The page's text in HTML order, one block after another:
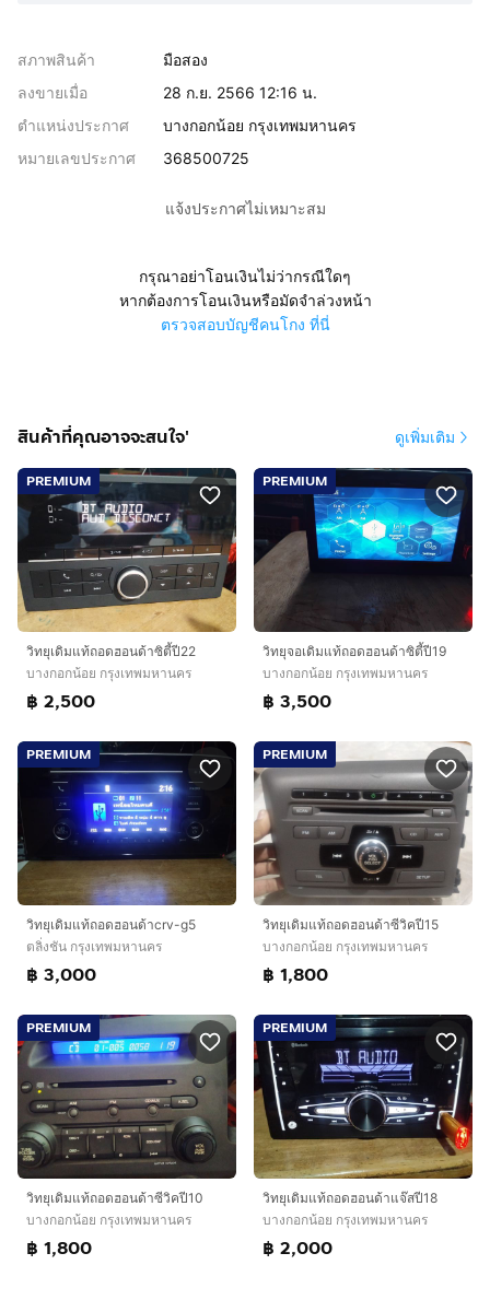
สภาพสินค้า
มือสอง
ลงขายเมื่อ
28 ก.ย. 2566 12:16 น.
ตำแหน่งประกาศ
บางกอกน้อย กรุงเทพมหานคร
หมายเลขประกาศ
368500725
แจ้งประกาศไม่เหมาะสม
กรุณาอย่าโอนเงินไม่ว่ากรณีใดๆ
หากต้องการโอนเงินหรือมัดจำล่วงหน้า
ตรวจสอบบัญชีคนโกง ที่นี่
สินค้าที่คุณอาจจะสนใจ' ดูเพิ่มเติม
PREMIUM
วิทยุเดิมแท้ถอดฮอนด้าซิตี้ปี22
บางกอกน้อย กรุงเทพมหานคร
฿ 2,500
PREMIUM
วิทยุจอเดิมแท้ถอดฮอนด้าซิตี้ปี19
บางกอกน้อย กรุงเทพมหานคร
฿ 3,500
PREMIUM
วิทยุเดิมแท้ถอดฮอนด้าcrv-g5
ตลิ่งชัน กรุงเทพมหานคร
฿ 3,000
PREMIUM
วิทยุเดิมแท้ถอดฮอนด้าซีวิคปี15
บางกอกน้อย กรุงเทพมหานคร
฿ 1,800
PREMIUM
วิทยุเดิมแท้ถอดฮอนด้าซีวิคปี10
บางกอกน้อย กรุงเทพมหานคร
฿ 1,800
PREMIUM
วิทยุเดิมแท้ถอดฮอนด้าแจ๊สปี18
บางกอกน้อย กรุงเทพมหานคร
฿ 2,000